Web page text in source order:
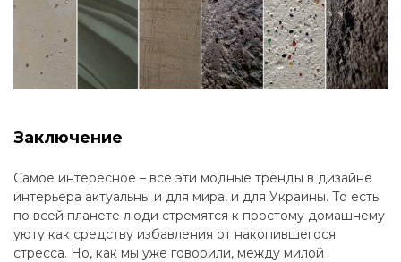
Заключение
Самое интересное – все эти модные тренды в дизайне
интерьера актуальны и для мира, и для Украины. То есть
по всей планете люди стремятся к простому домашнему
уюту как средству избавления от накопившегося
стресса. Но, как мы уже говорили, между милой